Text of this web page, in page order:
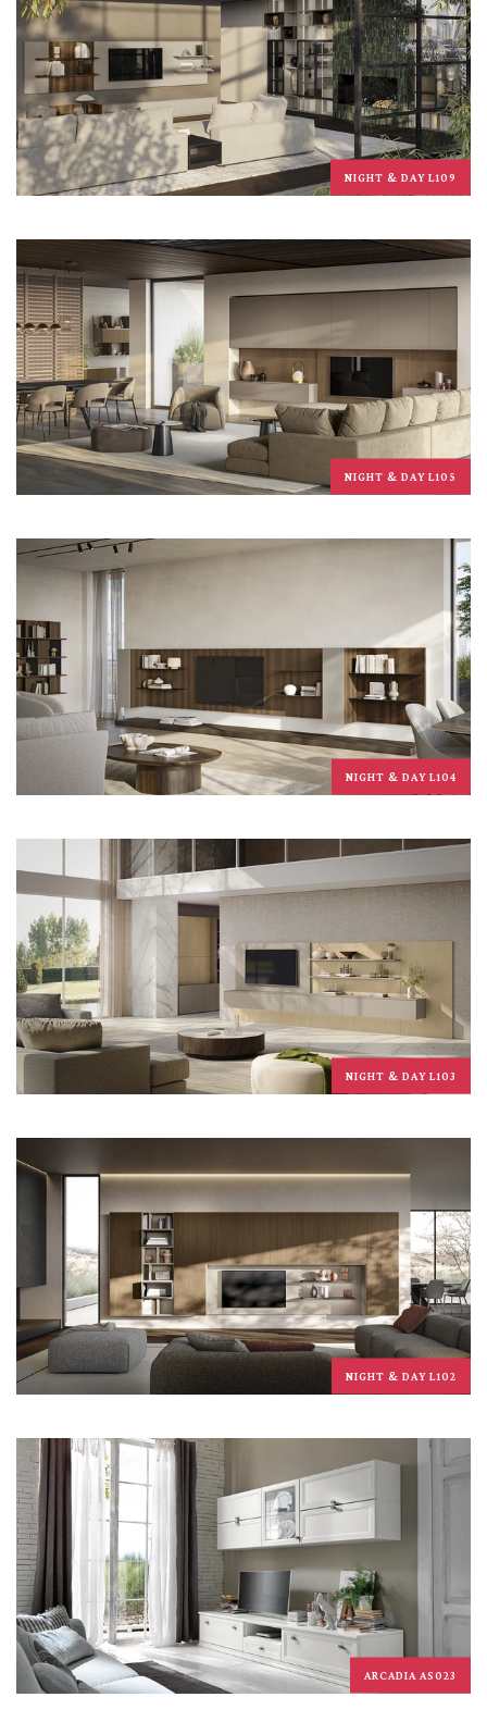
NIGHT & DAY L109
NIGHT & DAY L105
NIGHT & DAY L104
NIGHT & DAY L103
NIGHT & DAY L102
ARCADIA AS023